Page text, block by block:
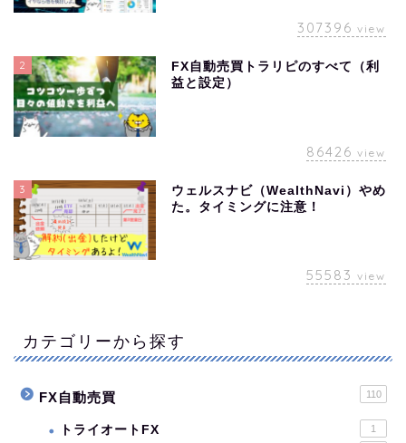
307396 view
2
FX自動売買トラリピのすべて（利
益と設定）
86426 view
3
ウェルスナビ（WealthNavi）やめ
た。タイミングに注意！
55583 view
カテゴリーから探す
FX自動売買 110
トライオートFX 1